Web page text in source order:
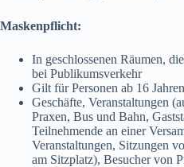
Maskenpflicht:
In geschlossenen Räumen,
bei Publikumsverkehr
Gilt für Personen ab 16 Jahren
Geschäfte, Veranstaltungen
Praxen, Bus und Bahn,
Teilnehmende an einer
Veranstaltungen, Sitzungen
am Sitzplatz), Besucher von